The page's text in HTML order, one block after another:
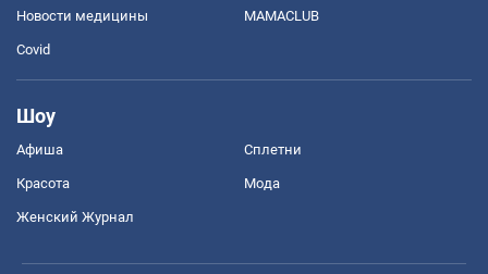
Новости медицины MAMACLUB
Covid
Шоу
Афиша Сплетни
Красота Мода
Женский Журнал